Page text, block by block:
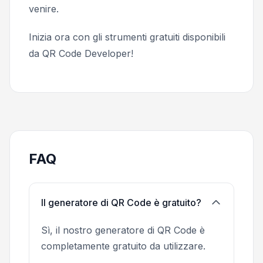
venire.
Inizia ora con gli strumenti gratuiti disponibili
da QR Code Developer!
FAQ
Il generatore di QR Code è gratuito?
Sì, il nostro generatore di QR Code è
completamente gratuito da utilizzare.